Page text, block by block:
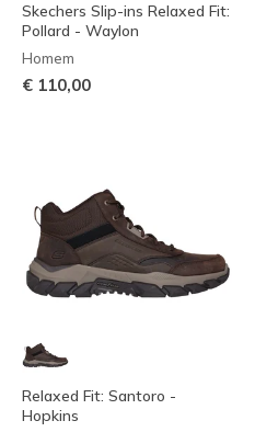
Skechers Slip-ins Relaxed Fit:
Pollard - Waylon
Homem
€ 110,00
Relaxed Fit: Santoro -
Hopkins